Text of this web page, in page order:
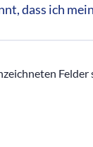
dass ich